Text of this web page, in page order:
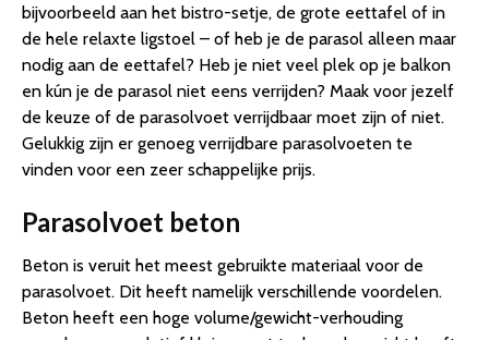
bijvoorbeeld aan het bistro-setje, de grote eettafel of in
de hele relaxte ligstoel – of heb je de parasol alleen maar
nodig aan de eettafel? Heb je niet veel plek op je balkon
en kún je de parasol niet eens verrijden? Maak voor jezelf
de keuze of de parasolvoet verrijdbaar moet zijn of niet.
Gelukkig zijn er genoeg verrijdbare parasolvoeten te
vinden voor een zeer schappelijke prijs.
Parasolvoet beton
Beton is veruit het meest gebruikte materiaal voor de
parasolvoet. Dit heeft namelijk verschillende voordelen.
Beton heeft een hoge volume/gewicht-verhouding